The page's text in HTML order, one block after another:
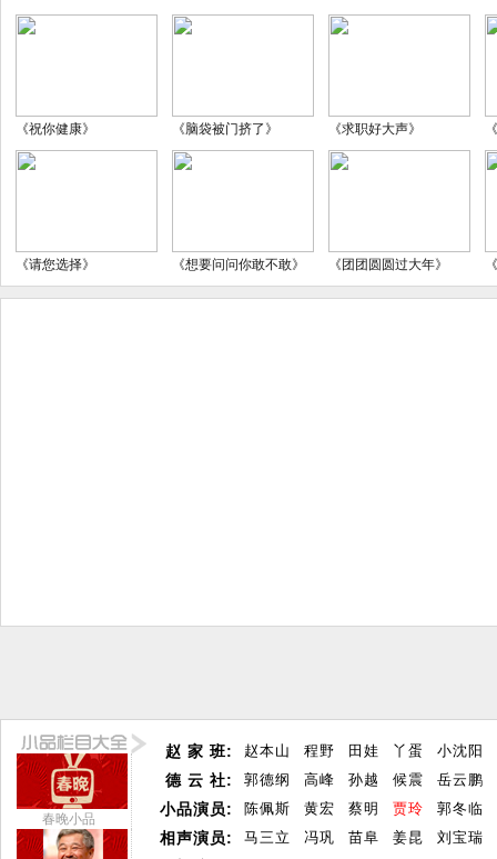
《祝你健康》 《脑袋被门挤了》 《求职好大声》
《请您选择》 《想要问问你敢不敢》 《团团圆圆过大年》
春晚小品
赵 家 班:
德 云 社:
小品演员:
相声演员:
赵本山 程野 田娃 丫蛋
小沈阳
郭德纲
高峰 孙越 候震
岳云鹏
陈佩斯
黄宏 蔡明 贾玲
郭冬临
马三立
冯巩 苗阜 姜昆
刘宝瑞